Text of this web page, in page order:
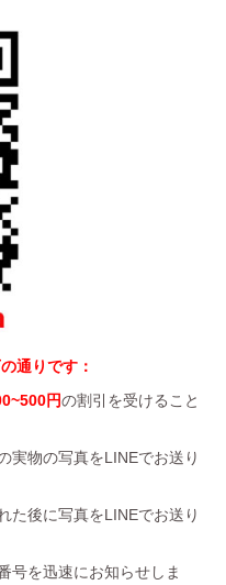
通りです：
円の割引を受けること
実物の写真をLINEでお送り
た後に写真をLINEでお送り
号を迅速にお知らせしま